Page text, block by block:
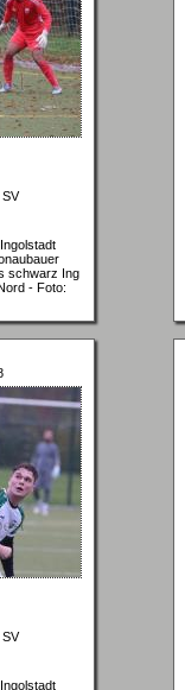
schwarz Ing
- Foto: